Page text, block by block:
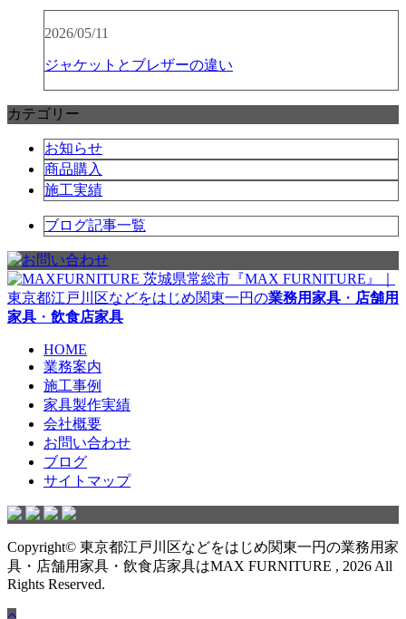
2026/05/11
ジャケットとブレザーの違い
カテゴリー
お知らせ
商品購入
施工実績
ブログ記事一覧
茨城県常総市『MAX FURNITURE』｜
東京都江戸川区などをはじめ関東一円の業務用家具 ・ 店舗用
家具 ・ 飲食店家具
HOME
業務案内
施工事例
家具製作実績
会社概要
お問い合わせ
ブログ
サイトマップ
Copyright© 東京都江戸川区などをはじめ関東一円の業務用家
具・店舗用家具・飲食店家具はMAX FURNITURE , 2026 All
Rights Reserved.